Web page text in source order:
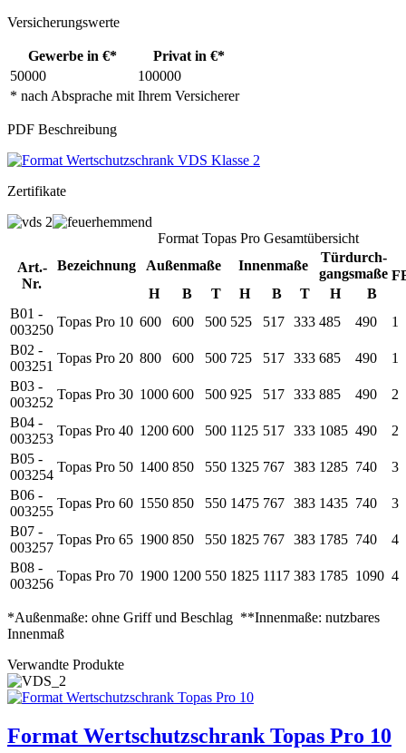
Versicherungswerte
Gewerbe in €* Privat in €*
* nach Absprache mit Ihrem Versicherer
50000 100000
PDF Beschreibung
Zertifikate
Format Topas Pro Gesamtübersicht
Art.-
Nr.
Bezeichnung Außenmaße Innenmaße
Türdurch-
gangsmaße
H
B T H B T H
B
B01 -
003250
Topas Pro 10 600 600 500 525 517 333 485 490
1
B02 -
003251
Topas Pro 20 800 600 500 725 517 333 685 490
1
B03 -
003252
Topas Pro 30 1000 600 500 925 517 333 885 490
2
B04 -
003253
Topas Pro 40 1200 600 500 1125 517 333 1085 490
2
B05 -
003254
Topas Pro 50 1400 850 550 1325 767 383 1285 740
3
B06 -
003255
Topas Pro 60 1550 850 550 1475 767 383 1435 740
3
B07 -
003257
Topas Pro 65 1900 850 550 1825 767 383 1785 740
4
B08 -
003256
Topas Pro 70 1900 1200 550 1825 1117 383 1785 1090 4
*Außenmaße: ohne Griff und Beschlag **Innenmaße: nutzbares
Innenmaß
Verwandte Produkte
Format Wertschutzschrank Topas Pro 10